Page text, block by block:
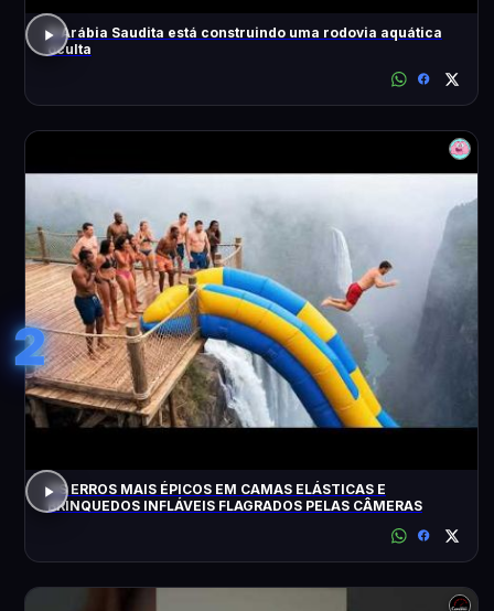
A Arábia Saudita está construindo uma rodovia aquática
oculta
2
OS ERROS MAIS ÉPICOS EM CAMAS ELÁSTICAS E
BRINQUEDOS INFLÁVEIS FLAGRADOS PELAS CÂMERAS